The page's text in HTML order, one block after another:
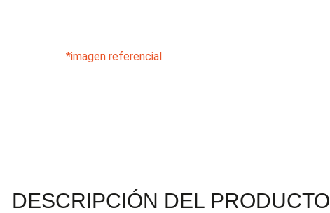
*imagen referencial
DESCRIPCIÓN DEL PRODUCTO